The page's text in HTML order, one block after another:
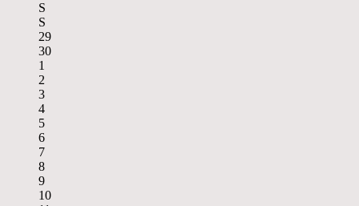
S
S
29
30
1
2
3
4
5
6
7
8
9
10